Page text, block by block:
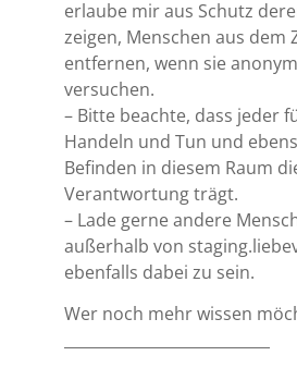
erlaube mir aus Schutz
zeigen, Menschen aus dem
entfernen, wenn sie
versuchen.
– Bitte beachte, dass jeder
Handeln und Tun und
Befinden in diesem Raum
Verantwortung trägt.
– Lade gerne andere
außerhalb von
ebenfalls dabei zu sein.
Wer noch mehr wissen